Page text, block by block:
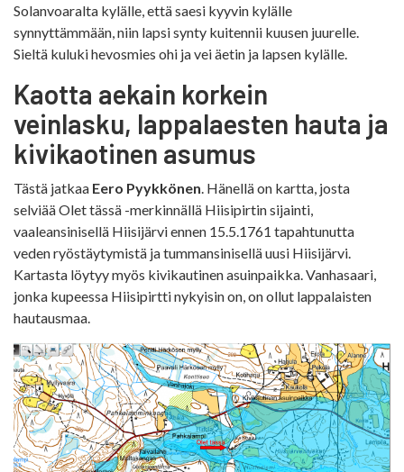
Solanvoaralta kylälle, että saesi kyyvin kylälle
synnyttämmään, niin lapsi synty kuitennii kuusen juurelle.
Sieltä kuluki hevosmies ohi ja vei äetin ja lapsen kylälle.
Kaotta aekain korkein
veinlasku, lappalaesten hauta ja
kivikaotinen asumus
Tästä jatkaa Eero Pyykkönen . Hänellä on kartta, josta
selviää Olet tässä -merkinnällä Hiisipirtin sijainti,
vaaleansinisellä Hiisijärvi ennen 15.5.1761 tapahtunutta
veden ryöstäytymistä ja tummansinisellä uusi Hiisijärvi.
Kartasta löytyy myös kivikautinen asuinpaikka. Vanhasaari,
jonka kupeessa Hiisipirtti nykyisin on, on ollut lappalaisten
hautausmaa.